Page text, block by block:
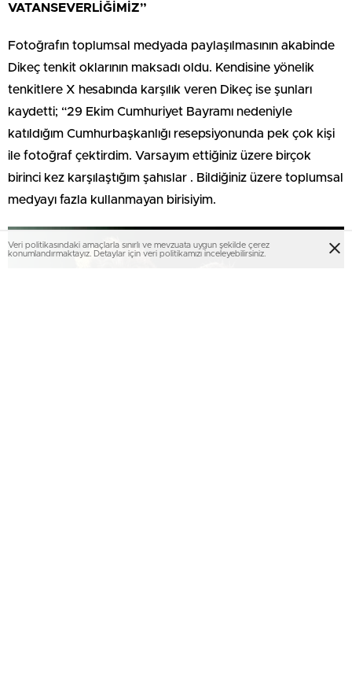
VATANSEVERLİĞİMİZ”
Fotoğrafın toplumsal medyada paylaşılmasının akabinde
Dikeç tenkit oklarının maksadı oldu. Kendisine yönelik
tenkitlere X hesabında karşılık veren Dikeç ise şunları
kaydetti; “29 Ekim Cumhuriyet Bayramı nedeniyle
katıldığım Cumhurbaşkanlığı resepsiyonunda pek çok kişi
ile fotoğraf çektirdim. Varsayım ettiğiniz üzere birçok
birinci kez karşılaştığım şahıslar . Bildiğiniz üzere toplumsal
medyayı fazla kullanmayan birisiyim.
Veri politikasındaki amaçlarla sınırlı ve mevzuata uygun şekilde çerez
konumlandırmaktayız. Detaylar için veri politikamızı inceleyebilirsiniz.